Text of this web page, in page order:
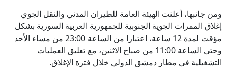
ومن جانبها، أعلنت الهيئة العامة للطيران المدني والنقل الجوي
إغلاق الممرات الجوية الجنوبية للجمهورية العربية السورية بشكل
مؤقت لمدة 12 ساعة، اعتبارا من الساعة 23:00 من مساء الأحد
وحتى الساعة 11:00 من صباح الاثنين، مع تعليق العمليات
التشغيلية في مطار دمشق الدولي خلال فترة الإغلاق.